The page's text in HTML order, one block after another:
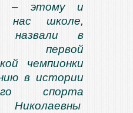
– этому и
школе,
назвали в
первой
чемпионки
в истории
спорта